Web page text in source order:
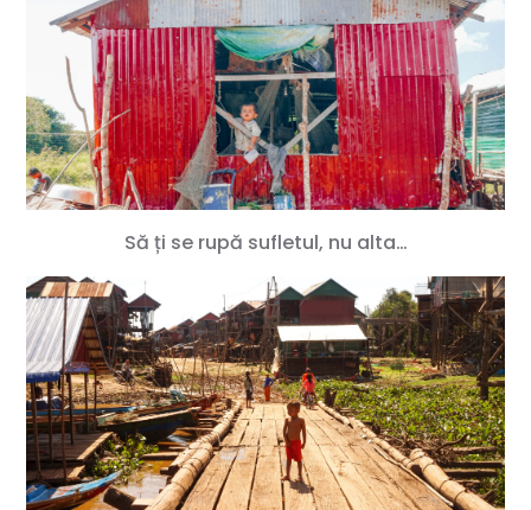
Să ți se rupă sufletul, nu alta…